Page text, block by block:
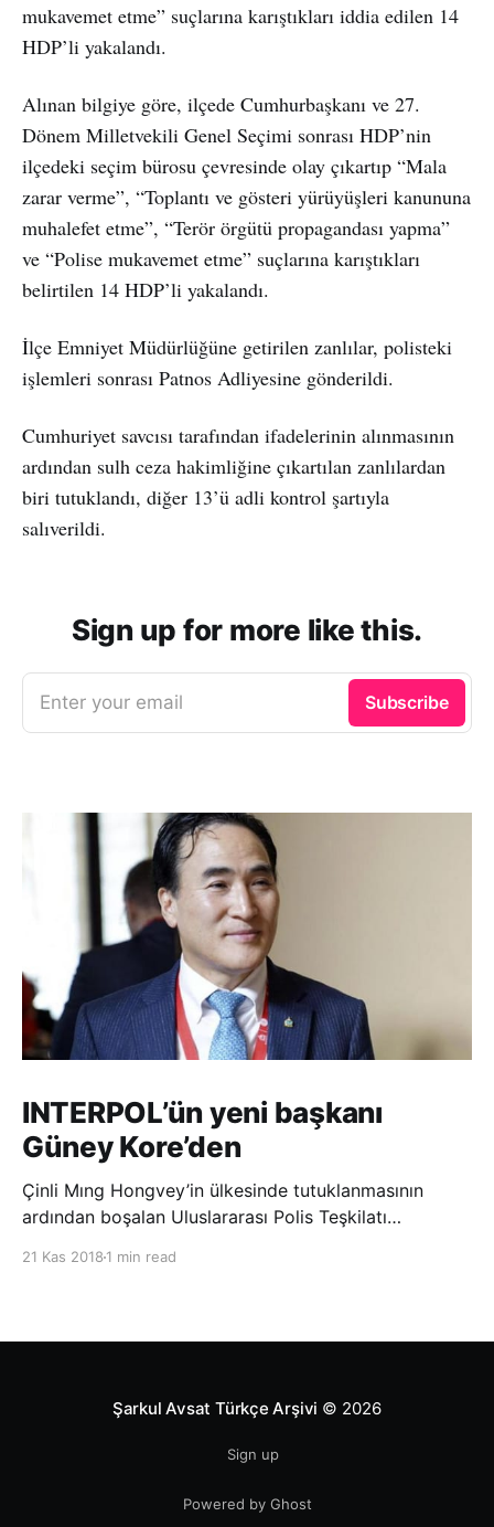
mukavemet etme” suçlarına karıştıkları iddia edilen 14
HDP’li yakalandı.
Alınan bilgiye göre, ilçede Cumhurbaşkanı ve 27.
Dönem Milletvekili Genel Seçimi sonrası HDP’nin
ilçedeki seçim bürosu çevresinde olay çıkartıp “Mala
zarar verme”, “Toplantı ve gösteri yürüyüşleri kanununa
muhalefet etme”, “Terör örgütü propagandası yapma”
ve “Polise mukavemet etme” suçlarına karıştıkları
belirtilen 14 HDP’li yakalandı.
İlçe Emniyet Müdürlüğüne getirilen zanlılar, polisteki
işlemleri sonrası Patnos Adliyesine gönderildi.
Cumhuriyet savcısı tarafından ifadelerinin alınmasının
ardından sulh ceza hakimliğine çıkartılan zanlılardan
biri tutuklandı, diğer 13’ü adli kontrol şartıyla
salıverildi.
Sign up for more like this.
Enter your email Subscribe
INTERPOL’ün yeni başkanı
Güney Kore’den
Çinli Mıng Hongvey’in ülkesinde tutuklanmasının
ardından boşalan Uluslararası Polis Teşkilatı
21 Kas 2018 1 min read
Şarkul Avsat Türkçe Arşivi © 2026
Sign up
Powered by Ghost